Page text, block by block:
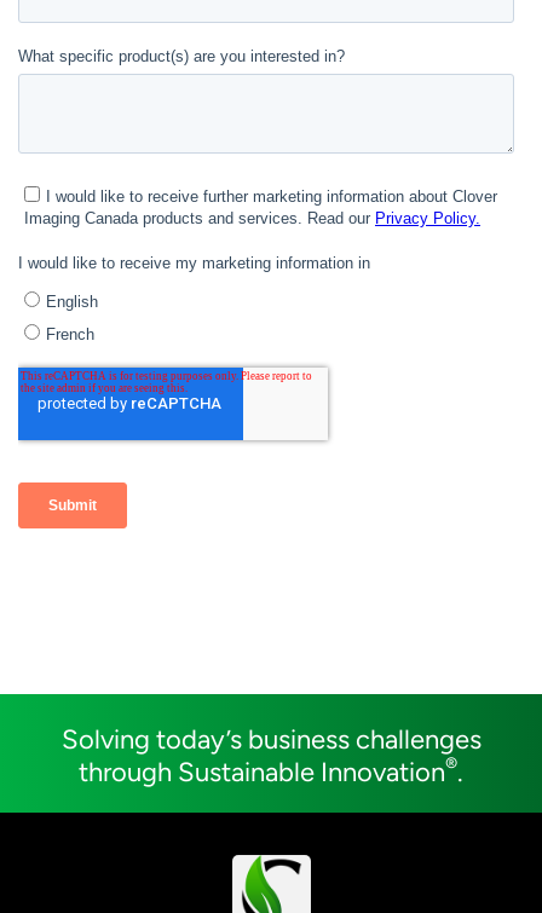
Solving today’s business challenges
through Sustainable Innovation®.